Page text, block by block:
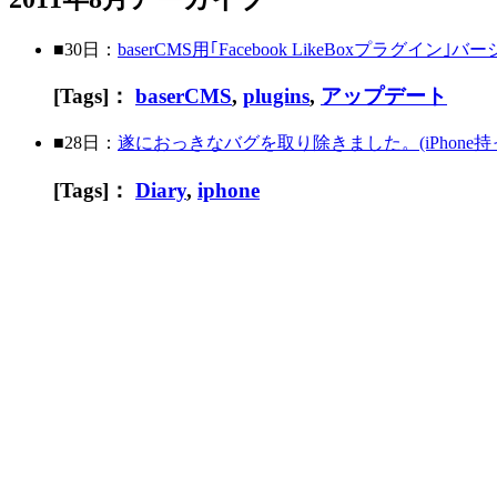
■30日： baserCMS用｢Facebook LikeBoxプラグイン｣バ
[Tags]： baserCMS, plugins, アップデート
■28日： 遂におっきなバグを取り除きました。(iPhone持
[Tags]： Diary, iphone